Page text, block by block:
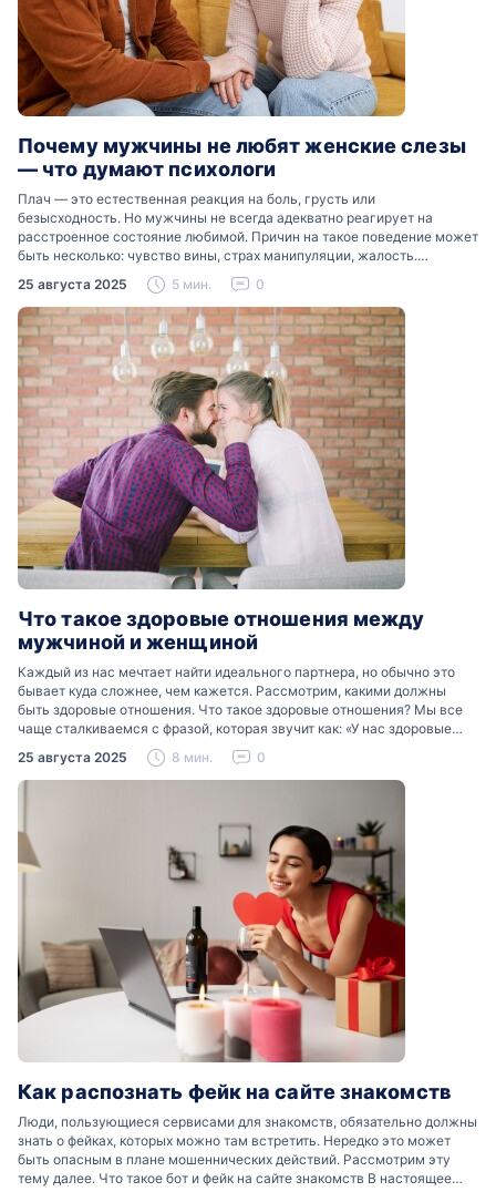
Почему мужчины не любят женские слезы
— что думают психологи
Плач — это естественная реакция на боль, грусть или
безысходность. Но мужчины не всегда адекватно реагирует на
расстроенное состояние любимой. Причин на такое поведение может
быть несколько: чувство вины, страх манипуляции, жалость.
Разобраться, почему мужчины боятся женских слез, помогут советы
психологов…
25 августа 2025 5 мин. 0
Что такое здоровые отношения между
мужчиной и женщиной
Каждый из нас мечтает найти идеального партнера, но обычно это
бывает куда сложнее, чем кажется. Рассмотрим, какими должны
быть здоровые отношения. Что такое здоровые отношения? Мы все
чаще сталкиваемся с фразой, которая звучит как: «У нас здоровые
отношения». Что именно подразумевается…
25 августа 2025 8 мин. 0
Как распознать фейк на сайте знакомств
Люди, пользующиеся сервисами для знакомств, обязательно должны
знать о фейках, которых можно там встретить. Нередко это может
быть опасным в плане мошеннических действий. Рассмотрим эту
тему далее. Что такое бот и фейк на сайте знакомств В настоящее